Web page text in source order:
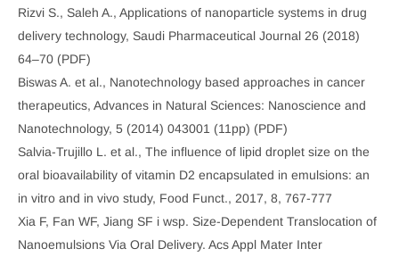
Rizvi S., Saleh A., Applications of nanoparticle systems in drug
delivery technology, Saudi Pharmaceutical Journal 26 (2018)
64–70 (PDF)
Biswas A. et al., Nanotechnology based approaches in cancer
therapeutics, Advances in Natural Sciences: Nanoscience and
Nanotechnology, 5 (2014) 043001 (11pp) (PDF)
Salvia-Trujillo L. et al., The influence of lipid droplet size on the
oral bioavailability of vitamin D2 encapsulated in emulsions: an
in vitro and in vivo study, Food Funct., 2017, 8, 767-777
Xia F, Fan WF, Jiang SF i wsp. Size-Dependent Translocation of
Nanoemulsions Via Oral Delivery. Acs Appl Mater Inter